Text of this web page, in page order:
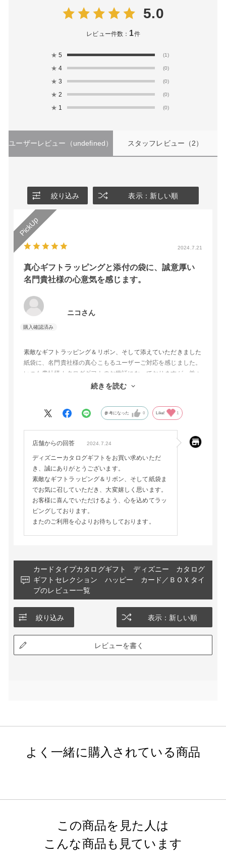
5.0
レビュー件数： 1件
★ 5 (1)
★ 4 (0)
★ 3 (0)
★ 2 (0)
★ 1 (0)
ユーザーレビュー （undefined） スタッフレビュー （2）
絞り込み 表示：新しい順
2024.7.21
真心ギフトラッピングと添付の袋に、誠意厚い
名門貴社様の心意気を感じます。
ニコさん
素敵なギフトラッピング＆リボン、そして添えていただきました
紙袋に、名門貴社様の真心こもるユーザーご対応を感じました。
いつも貴社様カタログギフトのお世話になっておりますが、益々
リピートさせていただく機会が多いと存じます。どうぞよろしく
続きを読む
参考になった 0 Like! 1
店舗からの回答 2024.7.24
ディズニーカタログギフトをお買い求めいただ
き、誠にありがとうございます。
素敵なギフトラッピング＆リボン、そして紙袋ま
でお気に召していただき、大変嬉しく思います。
お客様に喜んでいただけるよう、心を込めてラッ
ピングしております。
またのご利用を心よりお待ちしております。
カードタイプカタログギフト ディズニー カタログ
ギフトセレクション ハッピー カード／ＢＯＸタイ
プのレビュー一覧
絞り込み 表示：新しい順
レビューを書く
よく一緒に購入されている商品
この商品を見た人は
こんな商品も見ています